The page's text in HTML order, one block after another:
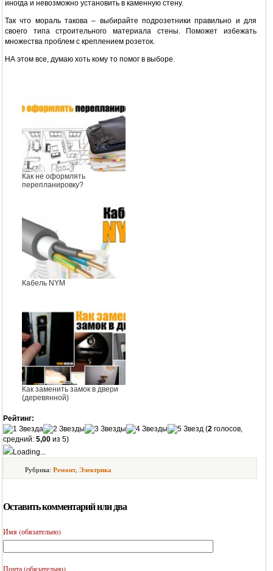
иногда и невозможно установить в каменную стену.
Так что мораль такова – выбирайте подрозетники правильно и для
своего типа строительного материала стены. Поможет избежать
множества проблем с креплением розеток.
НА этом все, думаю хоть кому то помог в выборе.
Как не оформлять
перепланировку?
Кабель NYM
Как заменить замок в двери
(деревянной)
Рейтинг:
(2 голосов,
средний: 5,00 из 5)
Loading...
Рубрика: Ремонт, Электрика
Оставить комментарий или два
Имя (обязательно)
Почта (обязательно)